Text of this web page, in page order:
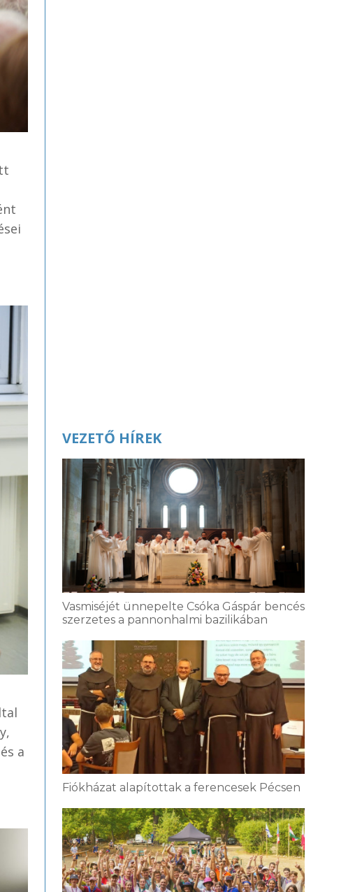
a
VEZETŐ HÍREK
Vasmiséjét ünnepelte Csóka Gáspár bencés
szerzetes a pannonhalmi bazilikában
Fiókházat alapítottak a ferencesek Pécsen